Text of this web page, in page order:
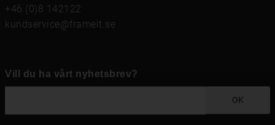
+46 (0)8 142122
kundservice@frameit.se
Vill du ha vårt nyhetsbrev?
OK